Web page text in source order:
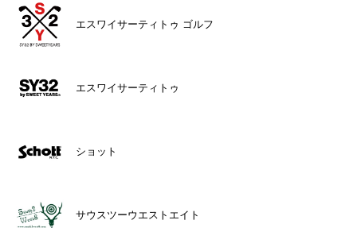
エスワイサーティトゥ ゴルフ
エスワイサーティトゥ
ショット
サウスツーウエストエイト